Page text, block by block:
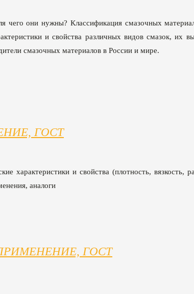
чего они нужны? Классификация смазочных
и свойства различных видов смазок, их
смазочных материалов в России и мире.
ГОСТ
характеристики и свойства (плотность, вязкость,
аналоги
ГОСТ